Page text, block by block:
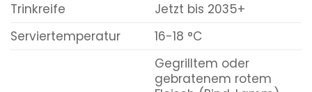
Trinkreife
Jetzt bis 2035+
Serviertemperatur
16-18 °C
Gegrilltem oder
gebratenem rotem